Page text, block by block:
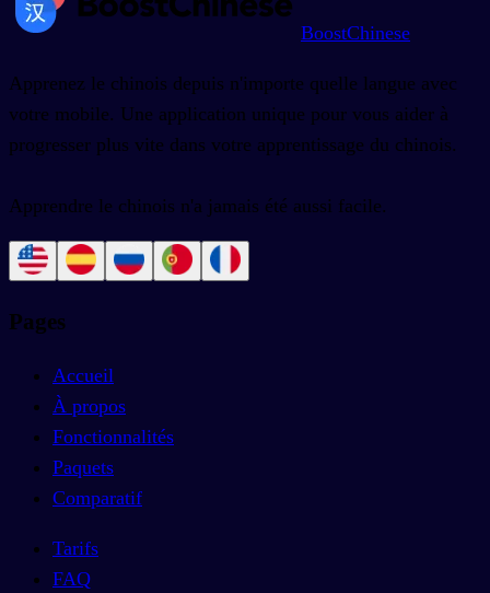
BoostChinese
Apprenez le chinois depuis n'importe quelle langue avec
votre mobile. Une application unique pour vous aider à
progresser plus vite dans votre apprentissage du chinois.
Apprendre le chinois n'a jamais été aussi facile.
Pages
Accueil
À propos
Fonctionnalités
Paquets
Comparatif
Tarifs
FAQ